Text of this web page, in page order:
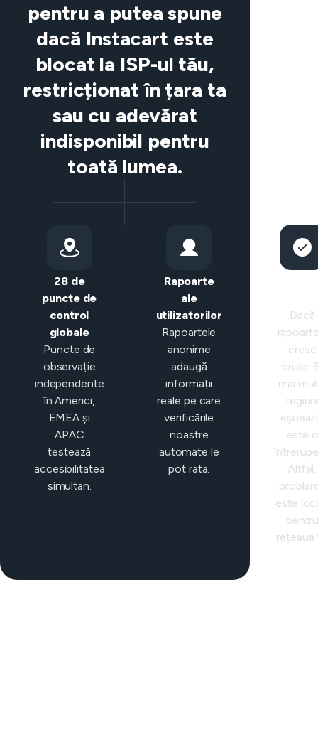
pentru a putea spune
dacă Instacart este
blocat la ISP-ul tău,
restricționat în țara ta
sau cu adevărat
indisponibil pentru
toată lumea.
28 de
puncte de
control
globale
Puncte de
observație
independente
în Americi,
EMEA și
APAC
testează
accesibilitatea
simultan.
Rapoarte
ale
utilizatorilor
Rapoartele
anonime
adaugă
informații
reale pe care
verificările
noastre
automate le
pot rata.
Dacă
cresc
brusc
mai
este o
Altfel,
este
rețeaua